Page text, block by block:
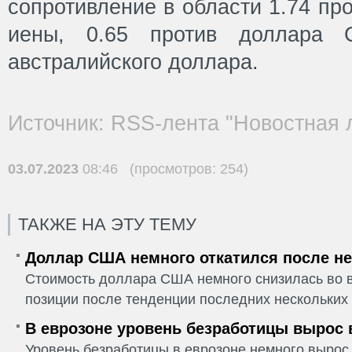
сопротивление в области 1.74
иены, 0.65 против
австралийского доллара.
Источник: RSS-лента "Новостная
03.07.2023 08:46 (просмотров: 254)
ТАКЖЕ НА ЭТУ ТЕМУ
Доллар США немного откатился после
Стоимость доллара США немного снизилась во
позиции после тенденции последних
В еврозоне уровень безработицы вырос